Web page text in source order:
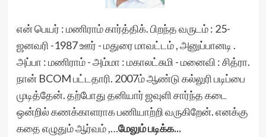
என் பெயர் : மணிராம் கார்த்திக். பிறந்த வருடம் : 25-
ஜனவரி -1987 ஊர் - மதுரை மாவட்டம் , அனுப்பானடி .
அப்பா : மணிராம் - அம்மா : மகாலட்சுமி - மனைவி : சித்ரா.
நான் BCOM பட்டதாரி. 2007ம் ஆண்டு கல்லுரி படிப்பை
முடித்தேன். தற்போது தனியார் ஜவுளி சார்ந்த கடை
ஒன்றில் கணக்காளராக பணியாற்றி வருகிறேன். எனக்கு
கதை எழுதும் ஆர்வம் ,…மேலும் படிக்க...